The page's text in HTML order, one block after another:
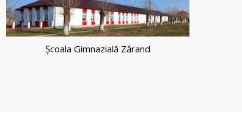
Școala Gimnazială Zărand